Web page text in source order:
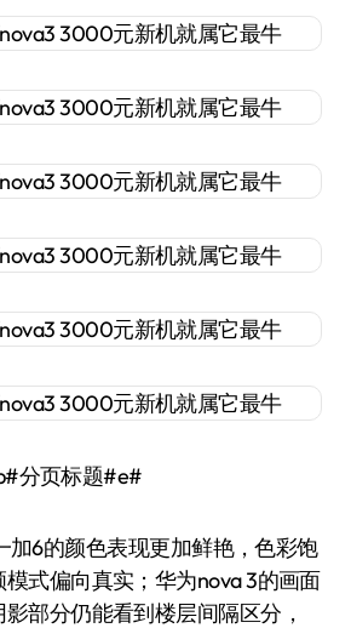
分页标题#e#
6的颜色表现更加鲜艳，色彩饱
式偏向真实；华为nova 3的画面
部分仍能看到楼层间隔区分，